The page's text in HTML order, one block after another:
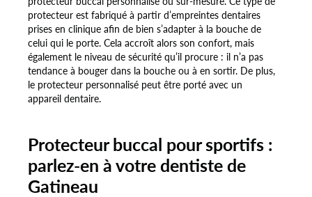
protecteur est fabriqué à partir d’empreintes dentaires
prises en clinique afin de bien s’adapter à la bouche de
celui qui le porte. Cela accroît alors son confort, mais
également le niveau de sécurité qu’il procure : il n’a pas
tendance à bouger dans la bouche ou à en sortir. De plus,
le protecteur personnalisé peut être porté avec un
appareil dentaire.
Protecteur buccal pour sportifs :
parlez-en à votre dentiste de
Gatineau